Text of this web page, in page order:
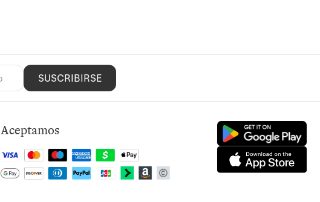
SUSCRIBIRSE
Aceptamos